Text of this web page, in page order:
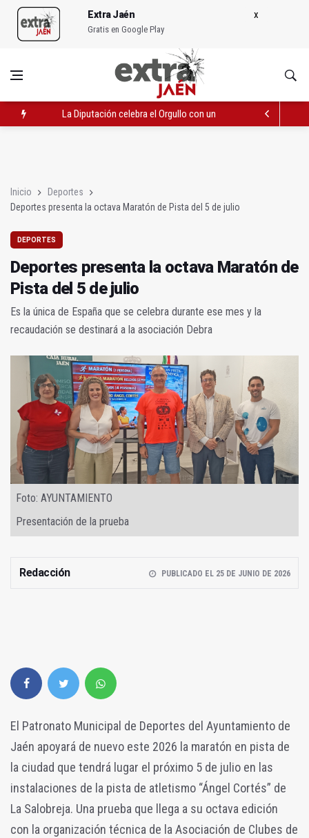
Extra Jaén
Gratis en Google Play
La Diputación celebra el Orgullo con un acto festivo y
Inicio
Deportes
Deportes presenta la octava Maratón de Pista del 5 de julio
DEPORTES
Deportes presenta la octava Maratón de
Pista del 5 de julio
Es la única de España que se celebra durante ese mes y la
recaudación se destinará a la asociación Debra
Foto: AYUNTAMIENTO
Presentación de la prueba
Redacción PUBLICADO EL 25 DE JUNIO DE 2026
El Patronato Municipal de Deportes del Ayuntamiento de
Jaén apoyará de nuevo este 2026 la maratón en pista de
la ciudad que tendrá lugar el próximo 5 de julio en las
instalaciones de la pista de atletismo “Ángel Cortés” de
La Salobreja. Una prueba que llega a su octava edición
con la organización técnica de la Asociación de Clubes de